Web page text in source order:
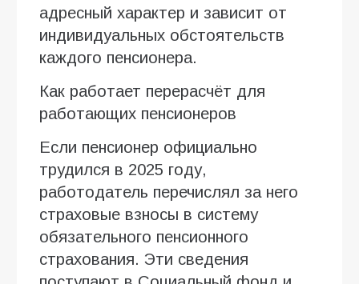
адресный характер и зависит от
индивидуальных обстоятельств
каждого пенсионера.
Как работает перерасчёт для
работающих пенсионеров
Если пенсионер официально
трудился в 2025 году,
работодатель перечислял за него
страховые взносы в систему
обязательного пенсионного
страхования. Эти сведения